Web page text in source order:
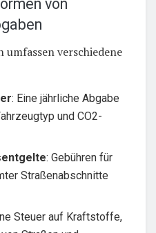
von
umfassen verschiedene
: Eine jährliche Abgabe
und CO2-
: Gebühren für
Straßenabschnitte
Steuer auf Kraftstoffe,